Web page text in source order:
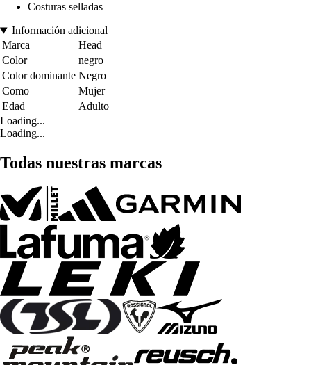
Costuras selladas
Información adicional
Marca
Head
Color
negro
Color dominante Negro
Como
Mujer
Edad
Adulto
Loading...
Loading...
Todas nuestras marcas